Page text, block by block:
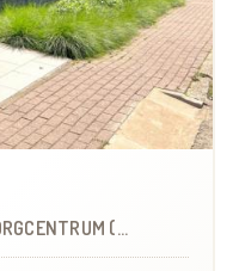
(WZC)